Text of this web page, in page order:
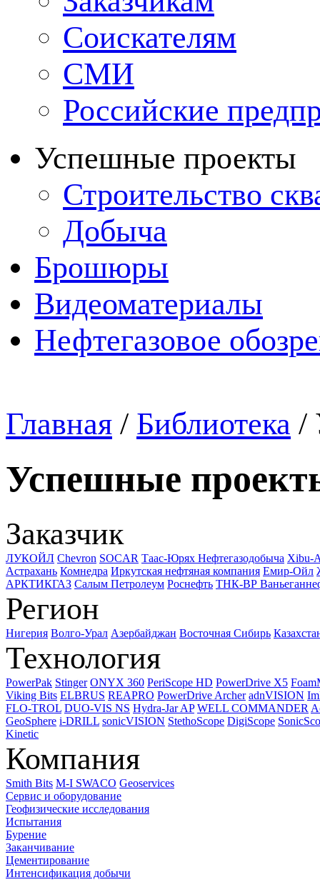
Соискателям
СМИ
Российские
Успешные проекты
Строительство
Добыча
Брошюры
Видеоматериалы
Нефтегазовое
Главная / Библиотека /
Успешные
Заказчик
ЛУКОЙЛ Chevron SOCAR Таас-Юрях Нефтегазодобыча Xibu-
Астрахань Комнедра Иркутская нефтяная компания Емир-Ойл
АРКТИКГАЗ Салым Петролеум Роснефть ТНК-ВР
Регион
Нигерия Волго-Урал Азербайджан Восточная Сибирь
Технология
PowerPak Stinger ONYX 360 PeriScope HD PowerDrive X5
Viking Bits ELBRUS REAPRO PowerDrive Archer adnVISION
FLO-TROL DUO-VIS NS Hydra-Jar AP WELL COMMANDER
GeoSphere i-DRILL sonicVISION StethoScope DigiScope
Kinetic
Компания
Smith Bits M-I SWACO Geoservices
Сервис и оборудование
Геофизические исследования
Испытания
Бурение
Заканчивание
Цементирование
Интенсификация добычи